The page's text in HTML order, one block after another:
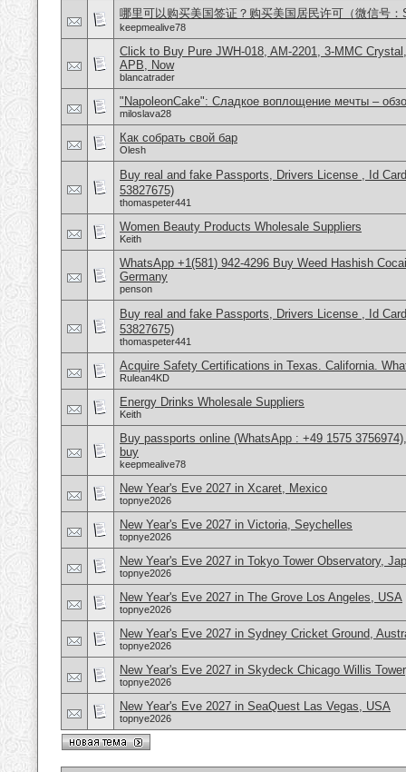
哪里可以购买美国签证？购买美国居民许可（微信号：
keepmealive78
Click to Buy Pure JWH-018, AM-2201, 3-MMC
APB, Now
blancatrader
"NapoleonCake": Сладкое воплощение мечты –
miloslava28
Как собрать свой бар
Olesh
Buy real and fake Passports, Drivers License , Id
53827675)
thomaspeter441
Women Beauty Products Wholesale Suppliers
Keith
WhatsApp +1(581) 942-4296 Buy Weed Hashish
Germany
penson
Buy real and fake Passports, Drivers License , Id
53827675)
thomaspeter441
Acquire Safety Certifications in Texas. California.
Rulean4KD
Energy Drinks Wholesale Suppliers
Keith
Buy passports online (WhatsApp : +49 1575
buy
keepmealive78
New Year's Eve 2027 in Xcaret, Mexico
topnye2026
New Year's Eve 2027 in Victoria, Seychelles
topnye2026
New Year's Eve 2027 in Tokyo Tower Observatory,
topnye2026
New Year's Eve 2027 in The Grove Los Angeles, USA
topnye2026
New Year's Eve 2027 in Sydney Cricket Ground,
topnye2026
New Year's Eve 2027 in Skydeck Chicago Willis
topnye2026
New Year's Eve 2027 in SeaQuest Las Vegas, USA
topnye2026